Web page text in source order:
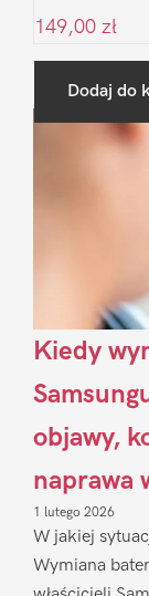
149,00 zł
Dodaj do
Pierwszy
Sidebar
Kiedy
objawy,
naprawa
1 lutego 2026
W jakiej
Wymiana